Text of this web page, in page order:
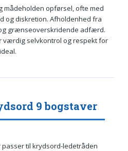
mådeholden opførsel, ofte med
og diskretion. Afholdenhed fra
grænseoverskridende adfærd.
værdig selvkontrol og respekt for
9 bogstaver
til krydsord-ledetråden